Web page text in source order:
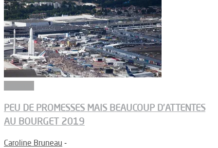
PEU DE PROMESSES MAIS BEAUCOUP D’ATTENTES
AU BOURGET 2019
Caroline Bruneau -